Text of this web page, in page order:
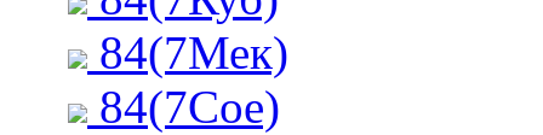
84(7Мек)
84(7Сое)